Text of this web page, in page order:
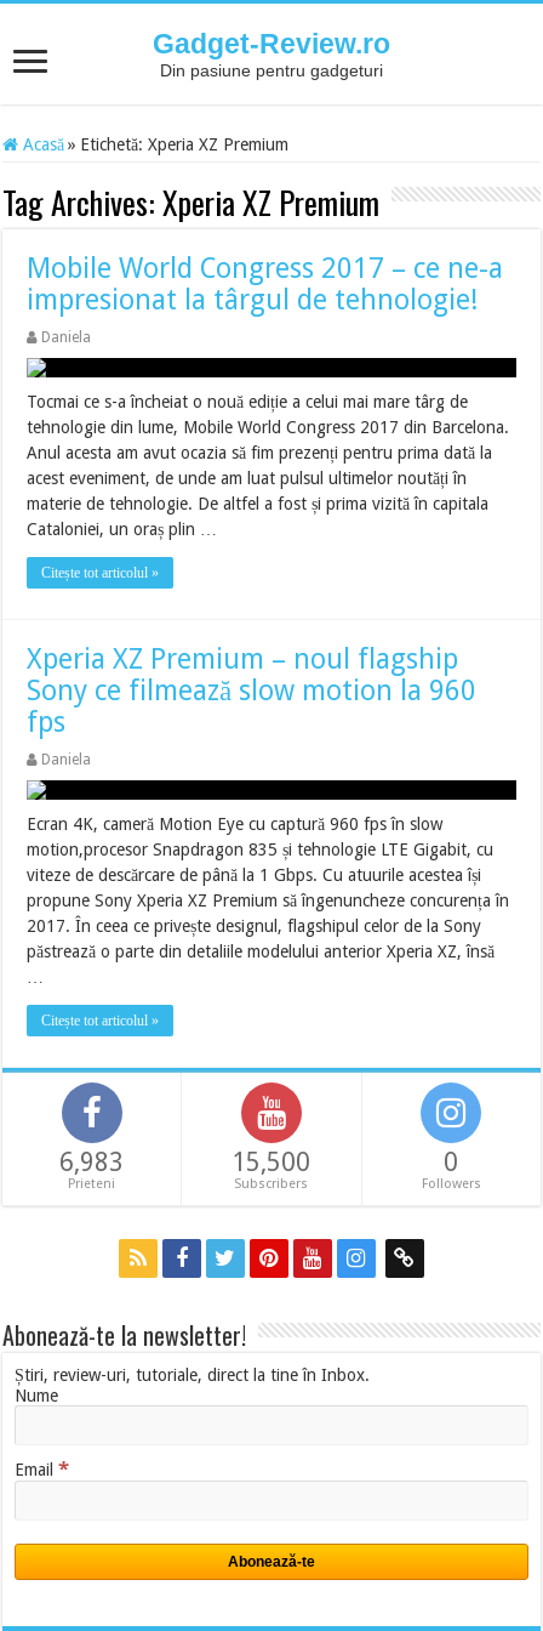
Gadget-Review.ro
Din pasiune pentru gadgeturi
Acasă » Etichetă:Xperia XZ Premium
Tag Archives:Xperia XZ Premium
Mobile World Congress 2017 – ce ne-a
impresionat la târgul de tehnologie!
Daniela
Tocmai ce s-a încheiat o nouă ediție a celui mai mare târg de
tehnologie din lume, Mobile World Congress 2017 din Barcelona.
Anul acesta am avut ocazia să fim prezenți pentru prima dată la
acest eveniment, de unde am luat pulsul ultimelor noutăți în
materie de tehnologie. De altfel a fost și prima vizită în capitala
Cataloniei, un oraș plin …
Citește tot articolul »
Xperia XZ Premium – noul flagship
Sony ce filmează slow motion la 960
fps
Daniela
Ecran 4K, cameră Motion Eye cu captură 960 fps în slow
motion,procesor Snapdragon 835 și tehnologie LTE Gigabit, cu
viteze de descărcare de până la 1 Gbps. Cu atuurile acestea își
propune Sony Xperia XZ Premium să îngenuncheze concurența în
2017. În ceea ce privește designul, flagshipul celor de la Sony
păstrează o parte din detaliile modelului anterior Xperia XZ, însă
Citește tot articolul »
6,983
Prieteni
15,500
Subscribers
0
Followers
Abonează-te la newsletter!
Știri, review-uri, tutoriale, direct la tine în Inbox.
Nume
Email*